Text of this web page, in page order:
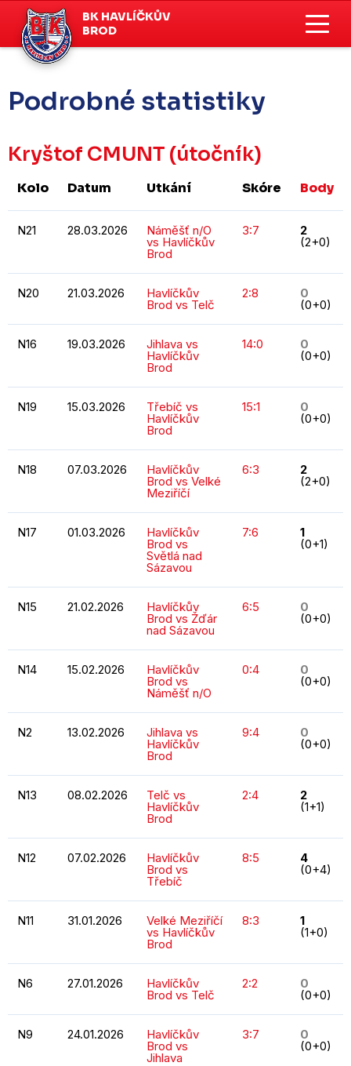
BK HAVLÍČKŮV
BROD
Podrobné statistiky
Kryštof CMUNT (útočník)
Kolo Datum Utkání Skóre Body
N21 28.03.2026 Náměšť n/O
vs Havlíčkův
Brod
3:7 2
(2+0)
N20 21.03.2026 Havlíčkův
Brod vs Telč
2:8 0
(0+0)
N16 19.03.2026 Jihlava vs
Havlíčkův
Brod
14:0 0
(0+0)
N19 15.03.2026 Třebíč vs
Havlíčkův
Brod
15:1 0
(0+0)
N18 07.03.2026 Havlíčkův
Brod vs Velké
Meziříčí
6:3 2
(2+0)
N17 01.03.2026 Havlíčkův
Brod vs
Světlá nad
Sázavou
7:6 1
(0+1)
N15 21.02.2026 Havlíčkův
Brod vs Žďár
nad Sázavou
6:5 0
(0+0)
N14 15.02.2026 Havlíčkův
Brod vs
Náměšť n/O
0:4 0
(0+0)
N2 13.02.2026 Jihlava vs
Havlíčkův
Brod
9:4 0
(0+0)
N13 08.02.2026 Telč vs
Havlíčkův
Brod
2:4 2
(1+1)
N12 07.02.2026 Havlíčkův
Brod vs
Třebíč
8:5 4
(0+4)
N11 31.01.2026 Velké Meziříčí
vs Havlíčkův
Brod
8:3 1
(1+0)
N6 27.01.2026 Havlíčkův
Brod vs Telč
2:2 0
(0+0)
N9 24.01.2026 Havlíčkův
Brod vs
Jihlava
3:7 0
(0+0)